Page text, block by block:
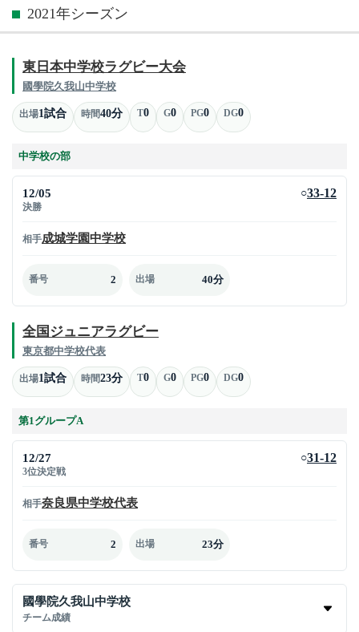
2021年シーズン
東日本中学校ラグビー大会
國學院久我山中学校
出場1試合 時間40分 T0 G0 PG0 DG0
中学校の部
12/05
決勝
○33-12
相手成城学園中学校
番号 2 出場 40分
全国ジュニアラグビー
東京都中学校代表
出場1試合 時間23分 T0 G0 PG0 DG0
第1グループA
12/27
3位決定戦
○31-12
相手奈良県中学校代表
番号 2 出場 23分
國學院久我山中学校
チーム成績